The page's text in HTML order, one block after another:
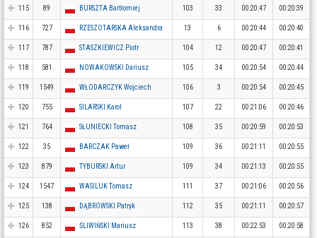
115 89 BURSZTA Bartłomiej 103 33 00:20:47 00:20:39
116 727 RZESZOTARSKA Aleksandra 13 6 00:20:44 00:20:40
117 787 STASZKIEWICZ Piotr 104 12 00:20:47 00:20:41
118 581 NOWAKOWSKI Dariusz 105 34 00:20:54 00:20:44
119 1549 WŁODARCZYK Wojciech 106 3 00:20:54 00:20:45
120 755 SILARSKI Karol 107 22 00:21:06 00:20:46
121 764 SŁUNIECKI Tomasz 108 35 00:20:59 00:20:53
122 35 BARCZAK Paweł 109 36 00:21:11 00:20:55
123 879 TYBURSKI Artur 109 34 00:21:13 00:20:55
124 1547 WASILUK Tomasz 111 37 00:21:06 00:20:56
125 138 DĄBROWSKI Patryk 112 35 00:21:11 00:20:57
126 852 ŚLIWIŃSKI Mariusz 113 38 00:22:53 00:20:58